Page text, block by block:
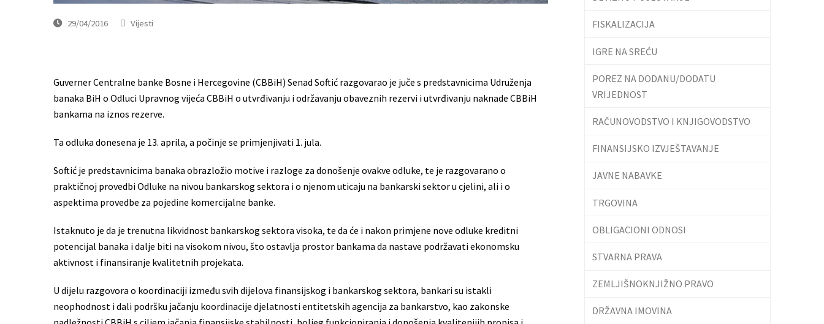
29/04/2016 Vijesti
Guverner Centralne banke Bosne i Hercegovine (CBBiH) Senad Softić razgovarao je juče s predstavnicima Udruženja
banaka BiH o Odluci Upravnog vijeća CBBiH o utvrđivanju i održavanju obaveznih rezervi i utvrđivanju naknade CBBiH
bankama na iznos rezerve.
Ta odluka donesena je 13. aprila, a počinje se primjenjivati 1. jula.
Softić je predstavnicima banaka obrazložio motive i razloge za donošenje ovakve odluke, te je razgovarano o
praktičnoj provedbi Odluke na nivou bankarskog sektora i o njenom uticaju na bankarski sektor u cjelini, ali i o
aspektima provedbe za pojedine komercijalne banke.
Istaknuto je da je trenutna likvidnost bankarskog sektora visoka, te da će i nakon primjene nove odluke kreditni
potencijal banaka i dalje biti na visokom nivou, što ostavlja prostor bankama da nastave podržavati ekonomsku
aktivnost i finansiranje kvalitetnih projekata.
U dijelu razgovora o koordinaciji između svih dijelova finansijskog i bankarskog sektora, bankari su istakli
neophodnost i dali podršku jačanju koordinacije djelatnosti entitetskih agencija za bankarstvo, kao zakonske
FISKALIZACIJA
IGRE NA SREĆU
POREZ NA DODANU/DODATU
VRIJEDNOST
RAČUNOVODSTVO I KNJIGOVODSTVO
FINANSIJSKO IZVJEŠTAVANJE
JAVNE NABAVKE
TRGOVINA
OBLIGACIONI ODNOSI
STVARNA PRAVA
ZEMLJIŠNOKNJIŽNO PRAVO
DRŽAVNA IMOVINA